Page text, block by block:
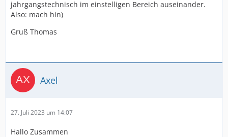
jahrgangstechnisch im einstelligen Bereich auseinander.
Also: mach hin)
Gruß Thomas
Axel
27. Juli 2023 um 14:07
Hallo Zusammen